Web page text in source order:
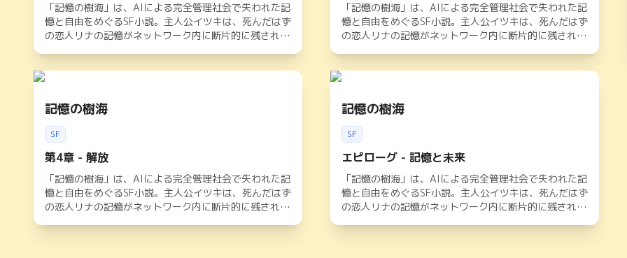
「記憶の樹海」は、AIによる完全管理社会で失われた記
憶と自由をめぐるSF小説。主人公イツキは、死んだはず
の恋人リナの記憶がネットワーク内に断片的に残されて
ドラマ。
「記憶の樹海」は、AIによる完全管理社会で失われた記
憶と自由をめぐるSF小説。主人公イツキは、死んだはず
の恋人リナの記憶がネットワーク内に断片的に残されて
ドラマ。
記憶の樹海
SF
第4章 - 解放
「記憶の樹海」は、AIによる完全管理社会で失われた記
憶と自由をめぐるSF小説。主人公イツキは、死んだはず
の恋人リナの記憶がネットワーク内に断片的に残されて
記憶の樹海
SF
エピローグ - 記憶と未来
「記憶の樹海」は、AIによる完全管理社会で失われた記
憶と自由をめぐるSF小説。主人公イツキは、死んだはず
の恋人リナの記憶がネットワーク内に断片的に残されて